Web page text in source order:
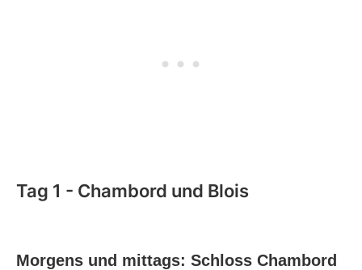
Tag 1 - Chambord und Blois
Morgens und mittags: Schloss Chambord